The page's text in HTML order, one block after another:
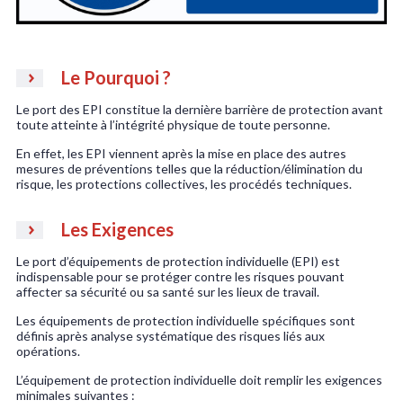
Le Pourquoi ?
Le port des EPI constitue la dernière barrière de protection avant
toute atteinte à l’intégrité physique de toute personne.
En effet, les EPI viennent après la mise en place des autres
mesures de préventions telles que la réduction/élimination du
risque, les protections collectives, les procédés techniques.
Les Exigences
Le port d’équipements de protection individuelle (EPI) est
indispensable pour se protéger contre les risques pouvant
affecter sa sécurité ou sa santé sur les lieux de travail.
Les équipements de protection individuelle spécifiques sont
définis après analyse systématique des risques liés aux
opérations.
L’équipement de protection individuelle doit remplir les exigences
minimales suivantes :